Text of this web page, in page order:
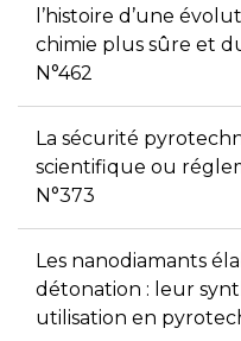
l’histoire d’une
chimie plus sûre et
N°462
La sécurité
scientifique ou
N°373
Les nanodiamants
détonation : leur
utilisation en